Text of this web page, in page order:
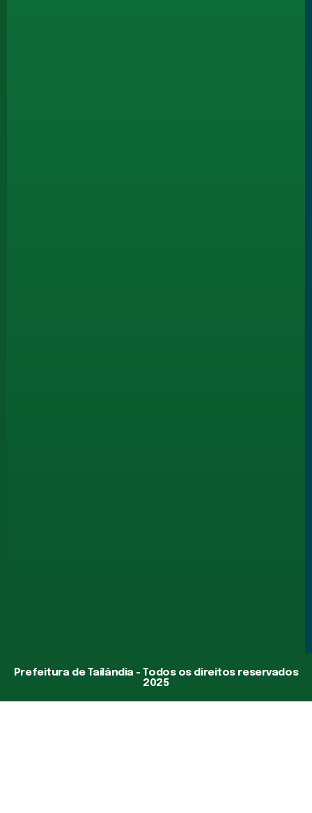
Prefeitura de Tailândia - Todos os direitos reservados
2025